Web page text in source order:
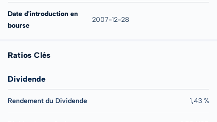
Date d'introduction en
bourse
2007-12-28
Ratios Clés
Dividende
Rendement du Dividende 1,43 %